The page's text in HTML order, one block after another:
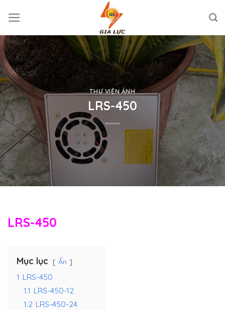
content
THƯ VIỆN ẢNH
LRS-450
LRS-450
Mục lục Ẩn
1 LRS-450
1.1 LRS-450-12
1.2 LRS-450-24